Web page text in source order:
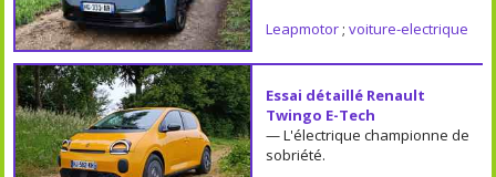
Leapmotor; voiture-electrique
Essai détaillé Renault
Twingo E-Tech
— L'électrique championne de
sobriété.